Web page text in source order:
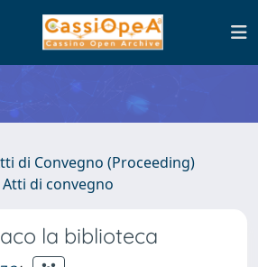
di Convegno (Proceeding)
di convegno
la biblioteca